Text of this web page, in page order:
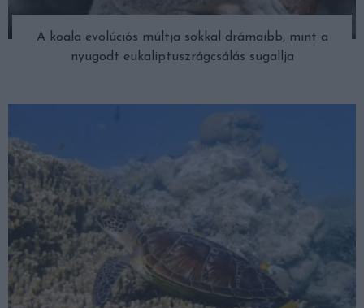
A koala evolúciós múltja sokkal drámaibb, mint a
nyugodt eukaliptuszrágcsálás sugallja